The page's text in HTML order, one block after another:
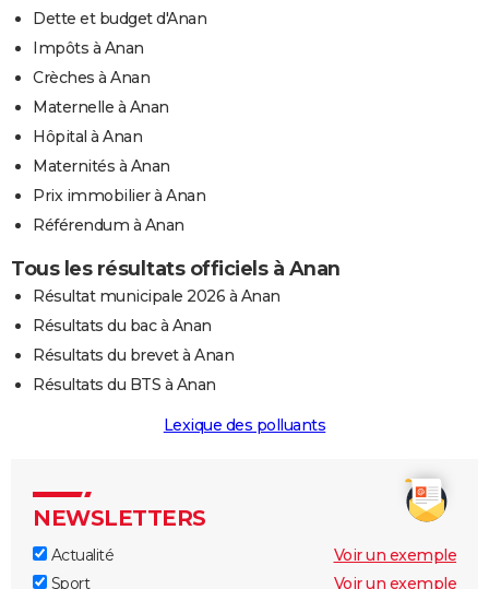
Dette et budget d'Anan
Impôts à Anan
Crèches à Anan
Maternelle à Anan
Hôpital à Anan
Maternités à Anan
Prix immobilier à Anan
Référendum à Anan
Tous les résultats officiels à Anan
Résultat municipale 2026 à Anan
Résultats du bac à Anan
Résultats du brevet à Anan
Résultats du BTS à Anan
Lexique des polluants
NEWSLETTERS
Actualité
Voir un exemple
Sport
Voir un exemple